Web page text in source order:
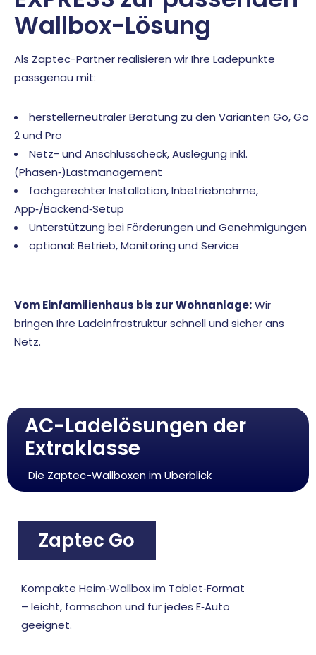
Wallbox-Lösung
Als Zaptec-Partner realisieren wir Ihre Ladepunkte
passgenau mit:
herstellerneutraler Beratung zu den Varianten Go, Go
2 und Pro
Netz- und Anschlusscheck, Auslegung inkl.
(Phasen‑)Lastmanagement
fachgerechter Installation, Inbetriebnahme,
App‑/Backend‑Setup
Unterstützung bei Förderungen und Genehmigungen
optional: Betrieb, Monitoring und Service
Vom Einfamilienhaus bis zur Wohnanlage:Wir
bringen Ihre Ladeinfrastruktur schnell und sicher ans
Netz.
AC-Ladelösungen der
Extraklasse
Die Zaptec-Wallboxen im Überblick
Zaptec Go
Kompakte Heim‑Wallbox im Tablet‑Format
– leicht, formschön und für jedes E‑Auto
geeignet.